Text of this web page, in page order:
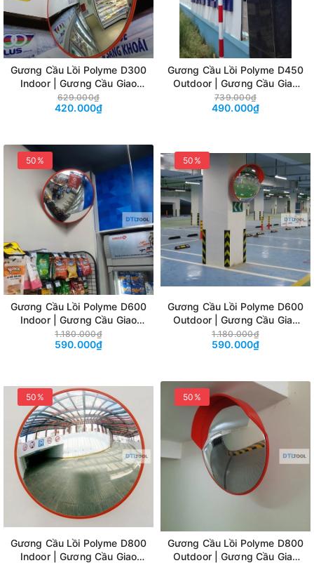
Gương Cầu Lồi Polyme D300
Indoor | Gương Cầu Giao
Thông Quan Sát Góc Khuất
Chống Va Đập Ngoài Trời
629.000₫
420.000₫
Gương Cầu Lồi Polyme D450
Outdoor | Gương Cầu Giao
Thông Quan Sát Góc Khuất
Chống Va Đập Ngoài Trời
739.000₫
490.000₫
50%
Gương Cầu Lồi Polyme D600
Indoor | Gương Cầu Giao
Thông Quan Sát Góc Khuất
Chống Va Đập Trong Nhà
1.180.000₫
590.000₫
50%
Gương Cầu Lồi Polyme D600
Outdoor | Gương Cầu Giao
Thông Quan Sát Góc Khuất
Chống Va Đập Ngoài Trời
1.180.000₫
590.000₫
50%
Gương Cầu Lồi Polyme D800
Indoor | Gương Cầu Giao
50%
Gương Cầu Lồi Polyme D800
Outdoor | Gương Cầu Giao